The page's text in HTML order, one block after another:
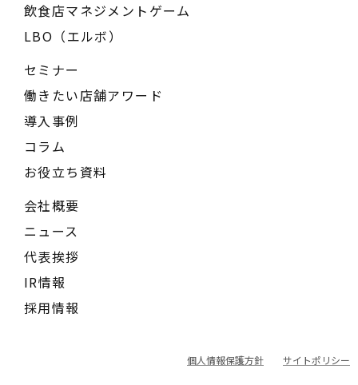
飲食店マネジメントゲーム
LBO（エルボ）
セミナー
働きたい店舗アワード
導入事例
コラム
お役立ち資料
会社概要
ニュース
代表挨拶
IR情報
採用情報
個人情報保護方針 サイトポリシー